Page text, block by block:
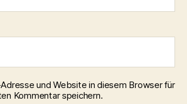
und Website in diesem Browser für
Kommentar speichern.